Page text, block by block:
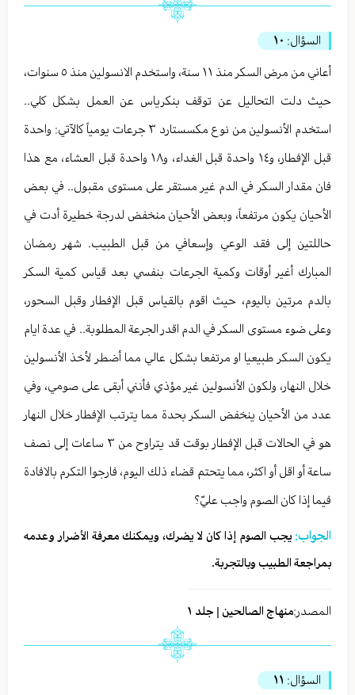
السؤال: ١٠
أعاني من مرض السكر منذ ١١ سنة، واستخدم الانسولين منذ ٥ سنوات،
حيث دلت التحاليل عن توقف بنكرياس عن العمل بشكل كلي..
استخدم الأنسولين من نوع مكسستارد ٣ جرعات يومياً كالآتي: واحدة
قبل الإفطار، و١٤ واحدة قبل الغداء، و١٨ واحدة قبل العشاء، مع هذا
فان مقدار السكر في الدم غير مستقر على مستوى مقبول.. في بعض
الأحيان يكون مرتفعاً، وبعض الأحيان منخفض لدرجة خطيرة أدت في
حاللتين إلى فقد الوعي وإسعافي من قبل الطبيب. شهر رمضان
المبارك أغير أوقات وكمية الجرعات بنفسي بعد قياس كمية السكر
بالدم مرتين باليوم، حيث اقوم بالقياس قبل الإفطار وقبل السحور،
وعلى ضوء مستوى السكر في الدم اقدر الجرعة المطلوبة.. في عدة ايام
يكون السكر طبيعيا او مرتفعا بشكل عالي مما أضطر لأخذ الأنسولين
خلال النهار، ولكون الأنسولين غير مؤذي فأنني أبقى على صومي، وفي
عدد من الأحيان ينخفض السكر بحدة مما يترتب الإفطار خلال النهار
هو في الحالات قبل الإفطار بوقت قد يتراوح من ٣ ساعات إلى نصف
ساعة أو اقل أو اكثر، مما يتحتم قضاء ذلك اليوم، فارجوا التكرم بالافادة
فيما إذا كان الصوم واجب عليّ؟
الجواب: يجب الصوم إذا كان لا يضرك، ويمكنك معرفة الأضرار وعدمه
بمراجعة الطبيب وبالتجربة.
المصدر:منهاج الصالحين | جلد ١
السؤال: ١١